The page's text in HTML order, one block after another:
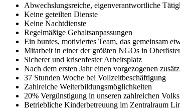
Abwechslungsreiche, eigenverantwortliche
Keine geteilten Dienste
Keine Nachtdienste
Regelmäßige Gehaltsanpassungen
Ein buntes, motiviertes Team, das gemeinsam
Mitarbeit in einer der größten NGOs in
Sicherer und krisenfester Arbeitsplatz
Nach dem ersten Jahr einen vorgezogenen
37 Stunden Woche bei Vollzeitbeschäftigung
Zahlreiche Weiterbildungsmöglichkeiten
20% Vergünstigung in unseren zahlreichen
Betriebliche Kinderbetreuung im Zentralraum